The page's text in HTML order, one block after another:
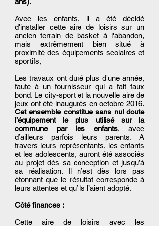
ans).
Avec les enfants, il a été décidé
d'installer cette aire de loisirs sur un
ancien terrain de basket à l'abandon,
mais extrêmement bien situé à
proximité des équipements scolaires et
sportifs,
Les travaux ont duré plus d'une année,
faute à un fournisseur qui a fait faux
bond. Le city-sport et la nouvelle aire de
jeux ont été inaugurés en octobre 2016.
Cet ensemble constitue sans nul doute
l’équipement le plus utilisé sur la
commune par les enfants, avec
d’ailleurs parfois leurs parents. A
travers leurs représentants, les enfants
et les adolescents, auront été associés
au projet dès sa conception et jusqu’à
sa réalisation. Il n’est dès lors pas
étonnant que le résultat corresponde à
leurs attentes et qu’ils l’aient adopté.
Côté finances :
Cette aire de loisirs avec les